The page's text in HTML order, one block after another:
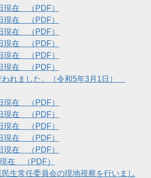
現在 （PDF）
現在 （PDF）
現在 （PDF）
現在 （PDF）
現在 （PDF）
現在 （PDF）
われました。（令和5年3月1日）
現在 （PDF）
現在 （PDF）
現在 （PDF）
現在 （PDF）
現在 （PDF）
在 （PDF）
生常任委員会の現地視察を行いまし